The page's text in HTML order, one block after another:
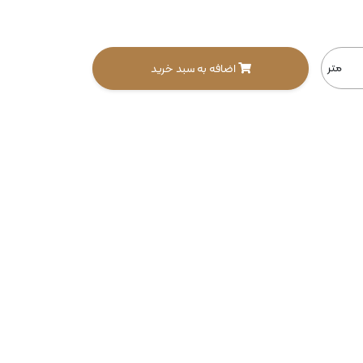
متر اضافه به سبد خرید